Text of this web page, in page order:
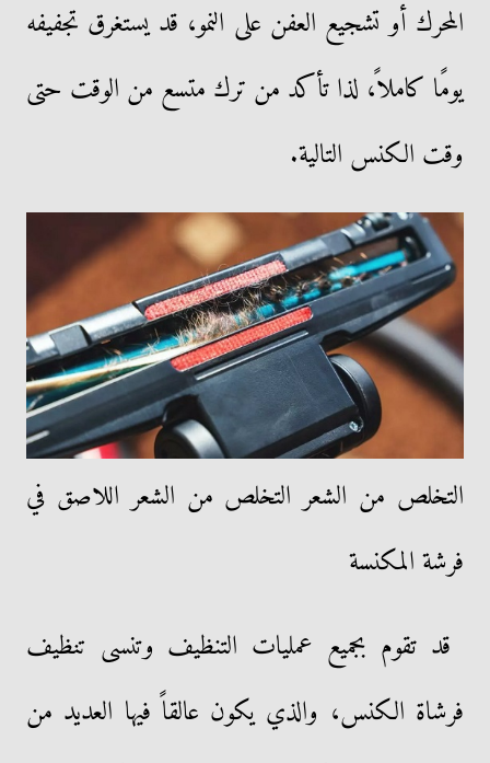
المحرك أو تشجيع العفن على النمو، قد يستغرق تجفيفه
يومًا كاملاً، لذا تأكد من ترك متسع من الوقت حتى
وقت الكنس التالية.
التخلص من الشعر التخلص من الشعر اللاصق في
فرشة المكنسة
قد تقوم بجميع عمليات التنظيف وتنسى تنظيف
فرشاة الكنس، والذي يكون عالقاً فيها العديد من